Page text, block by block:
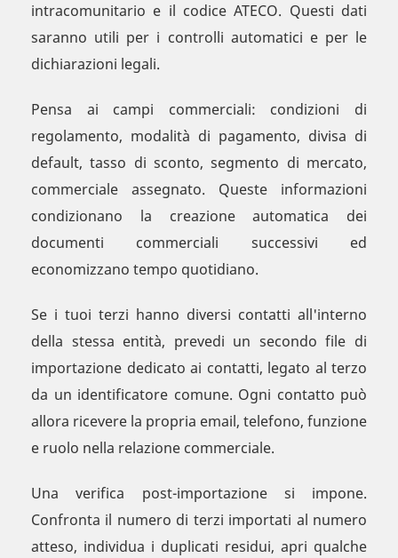
intracomunitario e il codice ATECO. Questi dati
saranno utili per i controlli automatici e per le
dichiarazioni legali.
Pensa ai campi commerciali: condizioni di
regolamento, modalità di pagamento, divisa di
default, tasso di sconto, segmento di mercato,
commerciale assegnato. Queste informazioni
condizionano la creazione automatica dei
documenti commerciali successivi ed
economizzano tempo quotidiano.
Se i tuoi terzi hanno diversi contatti all'interno
della stessa entità, prevedi un secondo file di
importazione dedicato ai contatti, legato al terzo
da un identificatore comune. Ogni contatto può
allora ricevere la propria email, telefono, funzione
e ruolo nella relazione commerciale.
Una verifica post-importazione si impone.
Confronta il numero di terzi importati al numero
atteso, individua i duplicati residui, apri qualche